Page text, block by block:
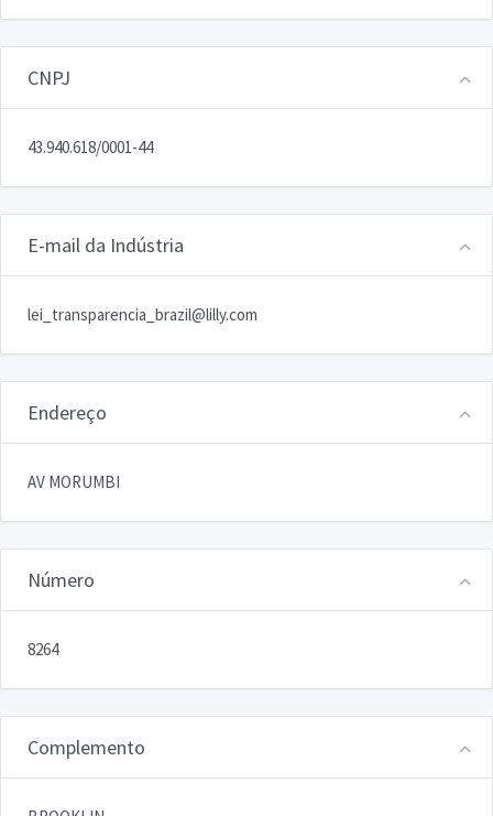
CNPJ
43.940.618/0001-44
E-mail da Indústria
lei_transparencia_brazil@lilly.com
Endereço
AV MORUMBI
Número
8264
Complemento